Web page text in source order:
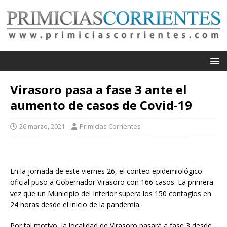
Virasoro pasa a fase 3 ante el
aumento de casos de Covid-19
26 marzo, 2021 Primicias Corrientes
En la jornada de este viernes 26, el conteo epidemiológico
oficial puso a Gobernador Virasoro con 166 casos. La primera
vez que un Municipio del Interior supera los 150 contagios en
24 horas desde el inicio de la pandemia.